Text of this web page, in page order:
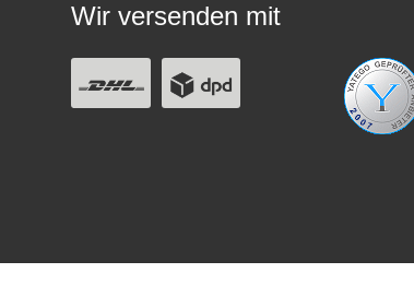
Wir versenden mit